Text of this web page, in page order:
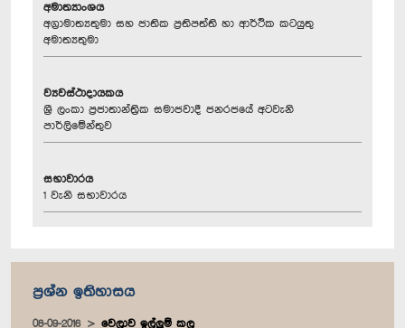
අමාත්‍යාංශය
අග්‍රාමාත්‍යතුමා සහ ජාතික ප්‍රතිපත්ති හා ආර්ථික කටයුතු
අමාත්‍යතුමා
ව්‍යවස්ථාදායකය
ශ්‍රී ලංකා ප්‍රජාතාන්ත්‍රික සමාජවාදී ජනරජයේ අටවැනි
පාර්ලිමේන්තුව
සභාවාරය
1 වැනි සභාවාරය
ප්‍රශ්න ඉතිහාසය
08-09-2016 වෙලාව ඉල්ලුම් කල